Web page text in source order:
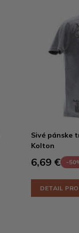
Sivé pánske
Kolton
6,69 € -
DETAIL